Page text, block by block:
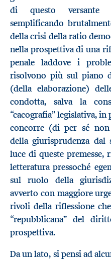
di questo versante
semplificando
della crisi della ratio
nella prospettiva di una
penale laddove i
risolvono più sul piano
(della elaborazione)
condotta, salva la
“cacografia” legislativa,
concorre (di per sé non
della giurisprudenza dal
luce di queste
letteratura pressoché
sul ruolo della
avverto con maggiore
rivoli della riflessione
“repubblicana” del
prospettiva.
Da un lato, si pensi ad